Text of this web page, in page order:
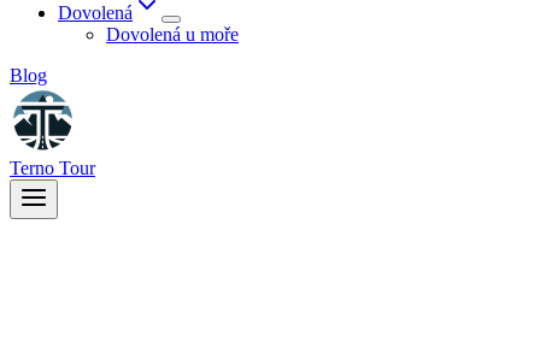
Dovolená
Dovolená u moře
Blog
Terno Tour